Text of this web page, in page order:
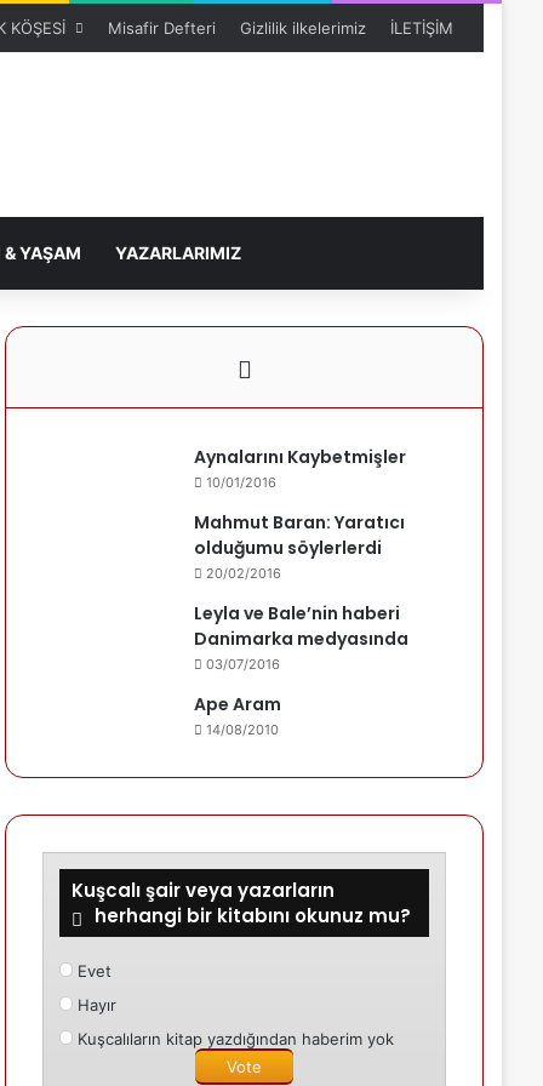
KÖŞESİ Misafir Defteri Gizlilik ilkelerimiz İLETİŞİM
YAŞAM YAZARLARIMIZ
Aynalarını Kaybetmişler
10/01/2016
Mahmut Baran: Yaratıcı
olduğumu söylerlerdi
20/02/2016
Leyla ve Bale’nin haberi
Danimarka medyasında
03/07/2016
Ape Aram
14/08/2010
Kuşcalı şair veya yazarların
herhangi bir kitabını okunuz mu?
Evet
Hayır
Kuşcalıların kitap yazdığından haberim yok